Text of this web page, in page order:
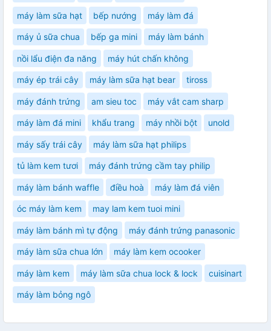
máy làm sữa hạt bếp nướng máy làm đá
máy ủ sữa chua bếp ga mini máy làm bánh
nồi lẩu điện đa năng máy hút chấn không
máy ép trái cây máy làm sữa hạt bear tiross
máy đánh trứng am sieu toc máy vắt cam sharp
máy làm đá mini khẩu trang máy nhồi bột unold
máy sấy trái cây máy làm sữa hạt philips
tủ làm kem tươi máy đánh trứng cầm tay philip
máy làm bánh waffle điều hoà máy làm đá viên
óc máy làm kem may lam kem tuoi mini
máy làm bánh mì tự động máy đánh trứng panasonic
máy làm sữa chua lớn máy làm kem ocooker
máy làm kem máy làm sữa chua lock & lock cuisinart
máy làm bỏng ngô